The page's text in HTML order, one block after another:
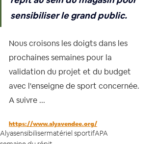
sensibiliser le grand public.
Nous croisons les doigts dans les
prochaines semaines pour la
validation du projet et du budget
avec l'enseigne de sport concernée.
A suivre ...
https://www.alyavendee.org/
Alyasensibilisermatériel sportifAPA